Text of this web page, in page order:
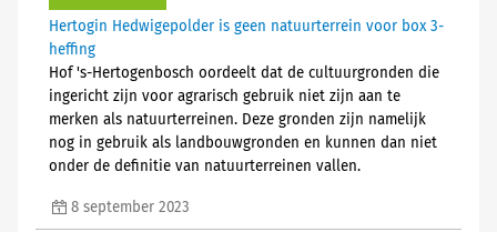
Hertogin Hedwigepolder is geen natuurterrein voor box 3-
heffing
Hof 's-Hertogenbosch oordeelt dat de cultuurgronden die
ingericht zijn voor agrarisch gebruik niet zijn aan te
merken als natuurterreinen. Deze gronden zijn namelijk
nog in gebruik als landbouwgronden en kunnen dan niet
onder de definitie van natuurterreinen vallen.
8 september 2023